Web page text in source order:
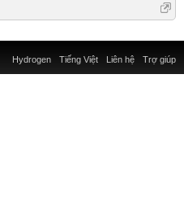
Liên hệ Trợ giúp
Hydrogen Tiếng Việt